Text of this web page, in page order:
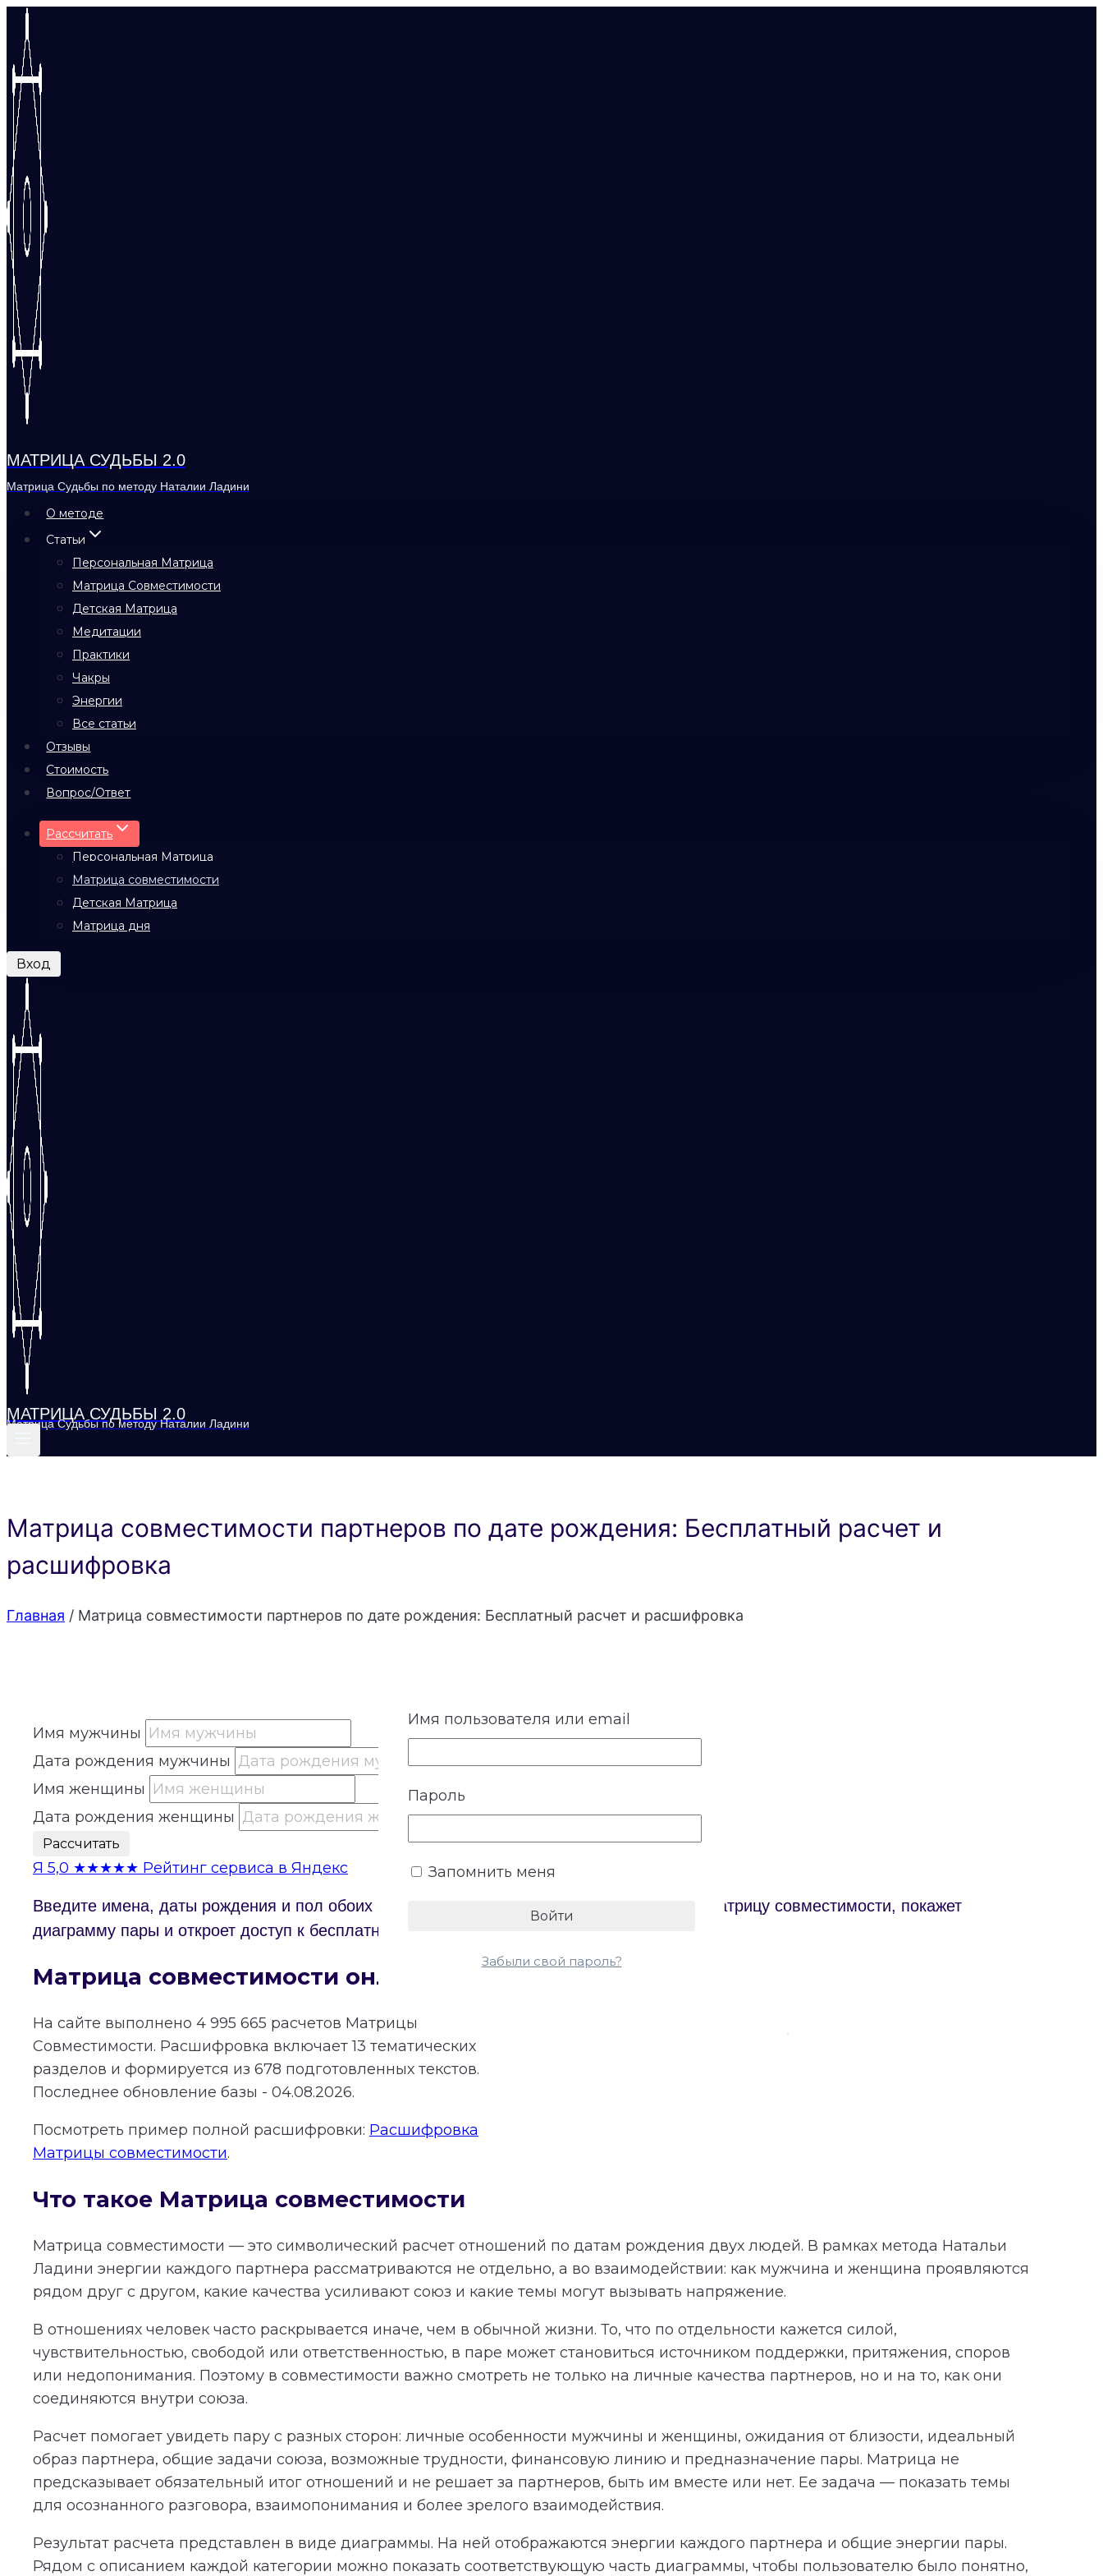
Перейти
содержимому
МАТРИЦА СУДЬБЫ 2.0
Матрица Судьбы по методу Наталии Ладини
О методе
Статьи
Персональная Матрица
Матрица Совместимости
Детская Матрица
Медитации
Практики
Чакры
Энергии
Все статьи
Отзывы
Стоимость
Вопрос/Ответ
Рассчитать
Персональная Матрица
Матрица совместимости
Детская Матрица
Матрица дня
Вход
МАТРИЦА СУДЬБЫ 2.0
Матрица Судьбы по методу Наталии Ладини
Матрица совместимости партнеров по дате рождения: Бесплатный расчет и
расшифровка
Главная / Матрица совместимости партнеров по дате рождения: Бесплатный расчет и расшифровка
Имя мужчины
Дата рождения мужчины
Имя женщины
Дата рождения женщины
Рассчитать
Я 5,0 ★★★★★ Рейтинг сервиса в Яндекс
Введите имена, даты рождения и пол обоих партнеров. Онлайн-калькулятор построит Матрицу совместимости, покажет
диаграмму пары и откроет доступ к бесплатному расчету основных энергий отношений.
Матрица совместимости онлайн
На сайте выполнено 4 995 665 расчетов Матрицы
Совместимости. Расшифровка включает13 тематических
разделов и формируется из 678 подготовленных текстов.
Последнее обновление базы - 04.08.2026.
Посмотреть пример полной расшифровки: Расшифровка
Матрицы совместимости.
Что такое Матрица совместимости
Матрица совместимости — это символический расчет отношений по датам рождения двух людей. В рамках метода Натальи
Ладини энергии каждого партнера рассматриваются не отдельно, а во взаимодействии: как мужчина и женщина проявляются
рядом друг с другом, какие качества усиливают союз и какие темы могут вызывать напряжение.
В отношениях человек часто раскрывается иначе, чем в обычной жизни. То, что по отдельности кажется силой,
чувствительностью, свободой или ответственностью, в паре может становиться источником поддержки, притяжения, споров
или недопонимания. Поэтому в совместимости важно смотреть не только на личные качества партнеров, но и на то, как они
соединяются внутри союза.
Расчет помогает увидеть пару с разных сторон: личные особенности мужчины и женщины, ожидания от близости, идеальный
образ партнера, общие задачи союза, возможные трудности, финансовую линию и предназначение пары. Матрица не
предсказывает обязательный итог отношений и не решает за партнеров, быть им вместе или нет. Ее задача — показать темы
для осознанного разговора, взаимопонимания и более зрелого взаимодействия.
Результат расчета представлен в виде диаграммы. На ней отображаются энергии каждого партнера и общие энергии пары.
Рядом с описанием каждой категории можно показать соответствующую часть диаграммы, чтобы пользователю было понятно,
Имя пользователя или email
Пароль
Запомнить меня
Забыли свой пароль?